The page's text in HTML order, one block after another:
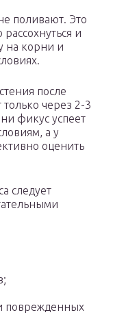
поливают. Это
и
на корни и
после
через 2-3
фикус успеет
а у
оценить
следует
поврежденных